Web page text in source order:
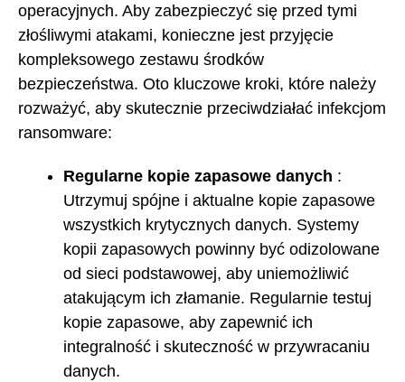
operacyjnych. Aby zabezpieczyć się przed tymi
złośliwymi atakami, konieczne jest przyjęcie
kompleksowego zestawu środków
bezpieczeństwa. Oto kluczowe kroki, które należy
rozważyć, aby skutecznie przeciwdziałać infekcjom
ransomware:
Regularne kopie zapasowe danych :
Utrzymuj spójne i aktualne kopie zapasowe
wszystkich krytycznych danych. Systemy
kopii zapasowych powinny być odizolowane
od sieci podstawowej, aby uniemożliwić
atakującym ich złamanie. Regularnie testuj
kopie zapasowe, aby zapewnić ich
integralność i skuteczność w przywracaniu
danych.